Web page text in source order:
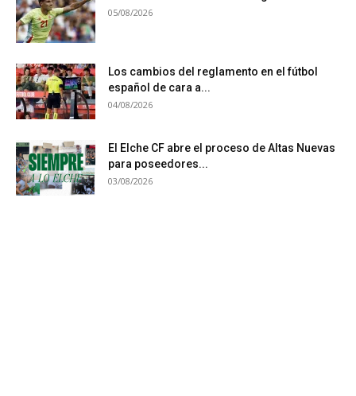
05/08/2026
Los cambios del reglamento en el fútbol
español de cara a...
04/08/2026
El Elche CF abre el proceso de Altas Nuevas
para poseedores...
03/08/2026